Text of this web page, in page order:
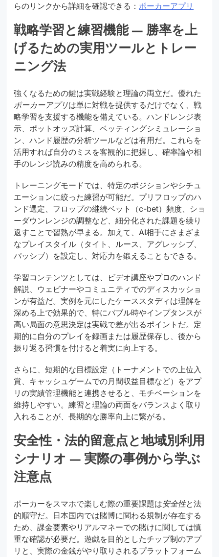
らのリンクから詳細を確認できる： ポーカーアプリ
戦略学習と練習機能 — 勝率を上
げるための実用ツールとトレー
ニング法
強くなるための鍵は実戦経験と理論の両立だ。優れた
ポーカーアプリは単に対戦を提供するだけでなく、戦
略学習を支援する機能を備えている。ハンドレンジ表
示、ポットオッズ計算、ベッティングシミュレーショ
ン、ハンド履歴の分析ツールなどは有用だ。これらを
活用すれば自分のミスを客観的に把握し、確率論や相
手のレンジ読みの精度を高められる。
トレーニングモードでは、特定のポジションやシチュ
エーションに絞った練習が可能だ。プリフロップのハ
ンド選定、フロップの継続ベット（c-bet）頻度、ショ
ーダウンレンジの調整など、細分化された課題を繰り
返すことで習熟が早まる。加えて、AI相手にさまざま
なプレイスタイル（タイト、ルース、アグレッシブ、
パッシブ）を設定し、対応力を鍛えることもできる。
学習コンテンツとしては、ビデオ講座やプロのハンド
解説、ウェビナーやコミュニティでのディスカッショ
ンが有益だ。実例を元にしたケーススタディは理解を
深める上で効果的で、特にバブル時やインプタンスが
高い局面の意思決定は実戦で差が出るポイントだ。定
期的に自分のプレイを録画または履歴保存し、後から
振り返る習慣を付けると着実に向上する。
さらに、短期的な目標設定（トーナメントでの上位入
賞、キャッシュゲームでの月間収益目標など）をアプ
リの実績管理機能と連携させると、モチベーションを
維持しやすい。練習と理論の両面をバランスよく取り
入れることが、長期的な勝率向上に繋がる。
安全性・法的留意点と地域別利用
シナリオ — 実際の事例から学ぶ
注意点
ポーカーをスマホで楽しむ際の重要課題は安全性と法
的順守だ。日本国内では賭博に関わる規制が存在する
ため、課金要素やリアルマネーでの賭けに関しては慎
重な確認が必要だ。遊戯を目的としたチップ制のアプ
リと、実際の金銭がやり取りされるプラットフォーム